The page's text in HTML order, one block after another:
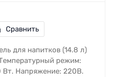
Сравнить
для напитков (14.8 л)
режим:
Вт. Напряжение: 220В.